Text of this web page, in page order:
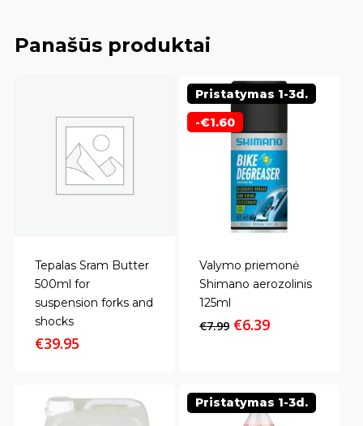
Panašūs produktai
Tepalas Sram Butter
500ml for
suspension forks and
shocks
€39.95
Valymo priemonė
Shimano aerozolinis
125ml
€7.99 Original
€6.39Current
Pristatymas 1-3d.
-€1.60
Pristatymas 1-3d.